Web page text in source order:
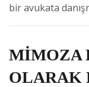
bir avukata
MİMOZA
OLARAK